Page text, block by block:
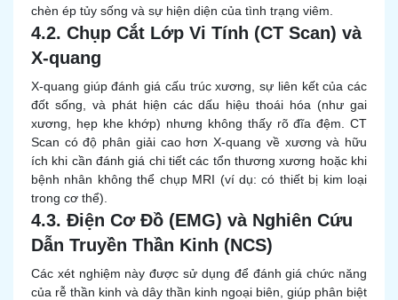
chèn ép tủy sống và sự hiện diện của tình trạng viêm.
4.2. Chụp Cắt Lớp Vi Tính (CT Scan) và
X-quang
X-quang giúp đánh giá cấu trúc xương, sự liên kết của các
đốt sống, và phát hiện các dấu hiệu thoái hóa (như gai
xương, hẹp khe khớp) nhưng không thấy rõ đĩa đệm. CT
Scan có độ phân giải cao hơn X-quang về xương và hữu
ích khi cần đánh giá chi tiết các tổn thương xương hoặc khi
bệnh nhân không thể chụp MRI (ví dụ: có thiết bị kim loại
trong cơ thể).
4.3. Điện Cơ Đồ (EMG) và Nghiên Cứu
Dẫn Truyền Thần Kinh (NCS)
Các xét nghiệm này được sử dụng để đánh giá chức năng
của rễ thần kinh và dây thần kinh ngoại biên, giúp phân biệt